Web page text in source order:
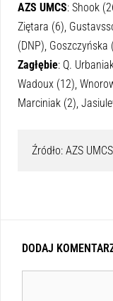
AZS UMCS: Shook
Ziętara (6),
(DNP), Goszczyńska
Zagłębie: Q.
Wadoux (12),
Marciniak (2),
Źródło: AZS
DODAJ